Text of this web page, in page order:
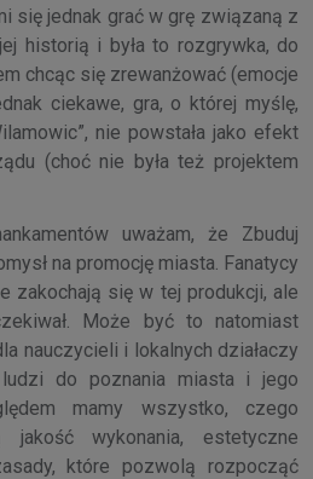
się jednak grać w grę związaną z
historią i była to rozgrywka, do
chcąc się zrewanżować (emocje
ciekawe, gra, o której myślę,
nie powstała jako efekt
(choć nie była też projektem
uważam, że Zbuduj
na promocję miasta. Fanatycy
zakochają się w tej produkcji, ale
Może być to natomiast
nauczycieli i lokalnych działaczy
ludzi do poznania miasta i jego
mamy wszystko, czego
jakość wykonania, estetyczne
które pozwolą rozpocząć